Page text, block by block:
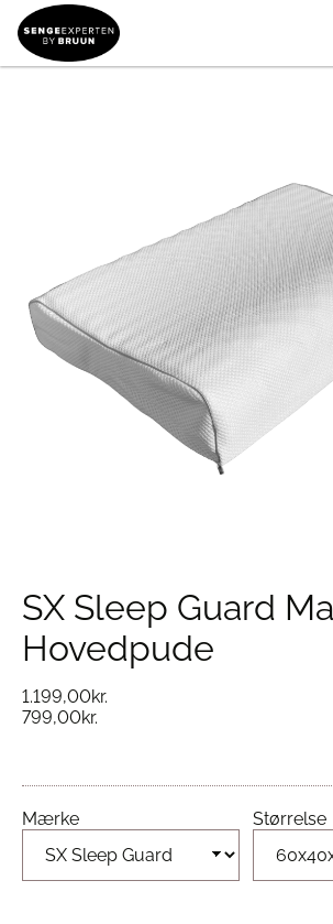
Puder → Pudemærker
Guard Massage Hovedpude
SX Sleep Guard
Hovedpude
1.199,00kr.
799,00kr.
Mærke Størrelse